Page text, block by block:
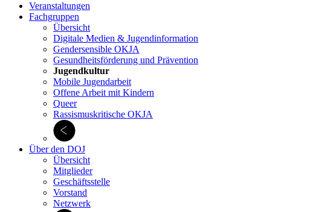
Veranstaltungen
Fachgruppen
Übersicht
Digitale Medien & Jugend­information
Gendersensible OKJA
Gesundheitsförderung und Prävention
Jugendkultur
Mobile Jugendarbeit
Offene Arbeit mit Kindern
Queer
Rassismuskritische OKJA
Über den DOJ
Übersicht
Mitglieder
Geschäftsstelle
Vorstand
Netzwerk